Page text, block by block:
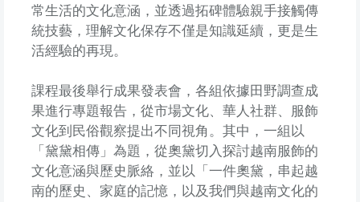
常生活的文化意涵，並透過拓碑體驗親手接觸傳
統技藝，理解文化保存不僅是知識延續，更是生
活經驗的再現。
課程最後舉行成果發表會，各組依據田野調查成
果進行專題報告，從市場文化、華人社群、服飾
文化到民俗觀察提出不同視角。其中，一組以
「黛黛相傳」為題，從奧黛切入探討越南服飾的
文化意涵與歷史脈絡，並以「一件奧黛，串起越
南的歷史、家庭的記憶，以及我們與越南文化的